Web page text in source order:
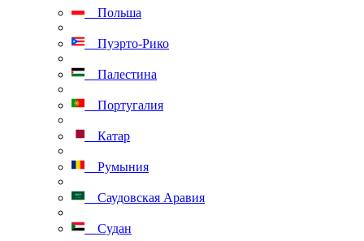
Польша
Пуэрто-Рико
Палестина
Португалия
Катар
Румыния
Саудовская Аравия
Судан